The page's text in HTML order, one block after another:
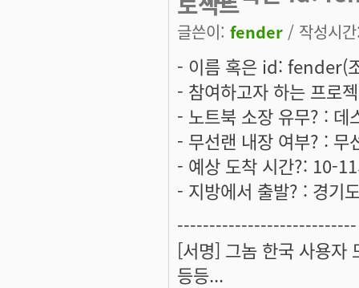
글쓴이: fender / 작성시
- 이름 혹은 id: fender(
- 참여하고자 하는 프로
- 노트북 소장 유무? : 데
- 무선랜 내장 여부? : 무
- 예상 도착 시간?: 10-
- 지방에서 출발? : 경기
----------------------------
[서명] 그놈 한국 사용자
등등...